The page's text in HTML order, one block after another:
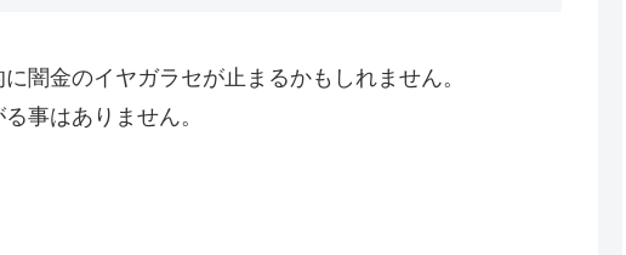
闇金のイヤガラセが止まるかもしれません。
事はありません。